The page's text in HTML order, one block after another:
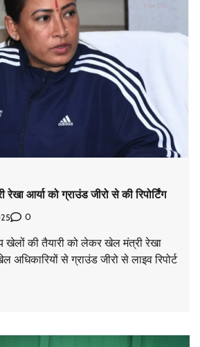
आर्या को ग्राउंड जीरो से की रिपोर्टिंग
0
खेलों की तैयारी को लेकर खेल मंत्री रेखा
अधिकारियों से ग्राउंड जीरो से लाइव रिपोर्ट